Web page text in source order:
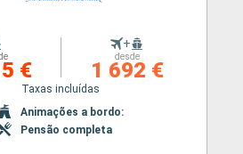
€
+
desde
1 692 €
Taxas incluídas
Animações a bordo:
Pensão completa